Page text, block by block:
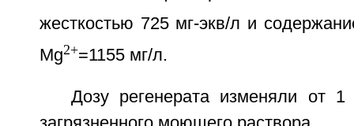
жесткостью 725 мг-экв/л и
Mg2+=1155 мг/л.
Дозу регенерата изменяли от